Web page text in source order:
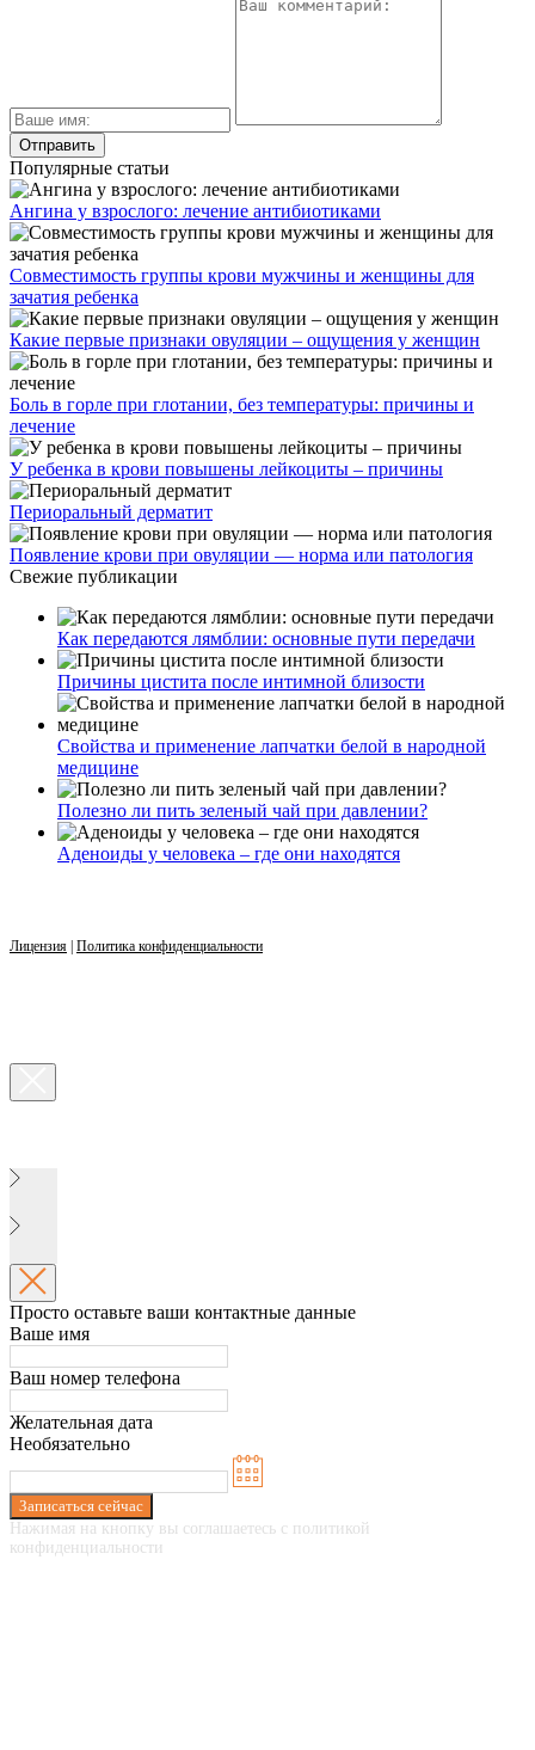
Популярные статьи
Ангина у взрослого: лечение антибиотиками
Совместимость группы крови мужчины и женщины для
зачатия ребенка
Какие первые признаки овуляции – ощущения у женщин
Боль в горле при глотании, без температуры: причины и
лечение
У ребенка в крови повышены лейкоциты – причины
Периоральный дерматит
Появление крови при овуляции — норма или патология
Свежие публикации
Как передаются лямблии: основные пути передачи
Причины цистита после интимной близости
Свойства и применение лапчатки белой в народной
медицине
Полезно ли пить зеленый чай при давлении?
Аденоиды у человека – где они находятся
Лицензия | Политика конфиденциальности
Просто оставьте ваши контактные данные
Ваше имя
Ваш номер телефона
Желательная дата
Необязательно
Записаться сейчас
Нажимая на кнопку вы соглашаетесь с политикой
конфиденциальности